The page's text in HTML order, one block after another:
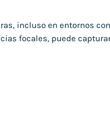
incluso en entornos
focales, puede